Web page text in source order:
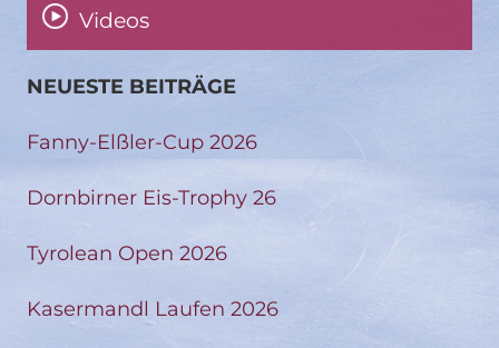
Videos
NEUESTE BEITRÄGE
Fanny-Elßler-Cup 2026
Dornbirner Eis-Trophy 26
Tyrolean Open 2026
Kasermandl Laufen 2026